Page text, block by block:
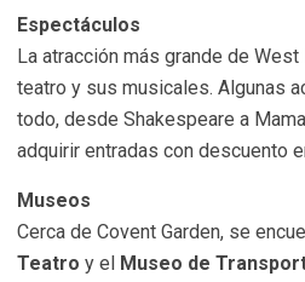
Espectáculos
La atracción más grande de
teatro y sus musicales. Algunas
todo, desde Shakespeare a
adquirir entradas con descuento
Museos
Cerca de Covent Garden, se
Teatro y el Museo de